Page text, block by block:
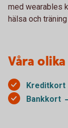
med wearables
hälsa och
Våra
Kreditkort
Bankkort